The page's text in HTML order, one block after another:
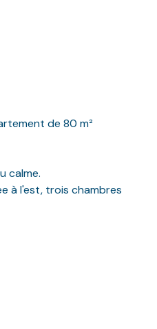
de 80 m²
calme.
à l'est, trois chambres